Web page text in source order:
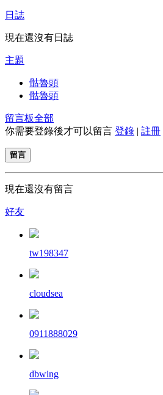
日誌
現在還沒有日誌
主題
骷魯頭
骷魯頭
留言板全部
你需要登錄後才可以留言 登錄 | 註冊
留言
現在還沒有留言
好友
tw198347
cloudsea
0911888029
dbwing